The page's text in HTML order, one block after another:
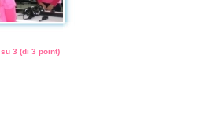
su 3 (di 3 point)